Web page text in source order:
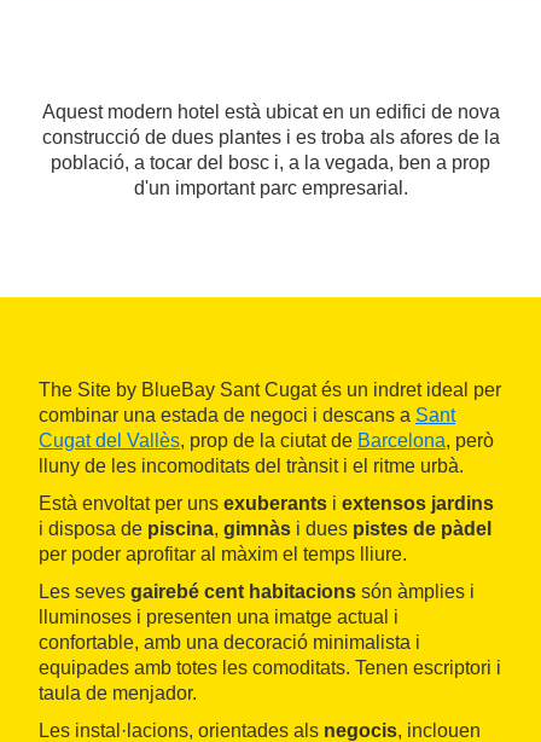
Aquest modern hotel està ubicat en un edifici de nova
construcció de dues plantes i es troba als afores de la
població, a tocar del bosc i, a la vegada, ben a prop
d'un important parc empresarial.
The Site by BlueBay Sant Cugat és un indret ideal per
combinar una estada de negoci i descans a Sant
Cugat del Vallès, prop de la ciutat de Barcelona, però
lluny de les incomoditats del trànsit i el ritme urbà.
Està envoltat per uns exuberants i extensos jardins
i disposa de piscina, gimnàs i dues pistes de pàdel
per poder aprofitar al màxim el temps lliure.
Les seves gairebé cent habitacions són àmplies i
lluminoses i presenten una imatge actual i
confortable, amb una decoració minimalista i
equipades amb totes les comoditats. Tenen escriptori i
taula de menjador.
Les instal·lacions, orientades als negocis, inclouen